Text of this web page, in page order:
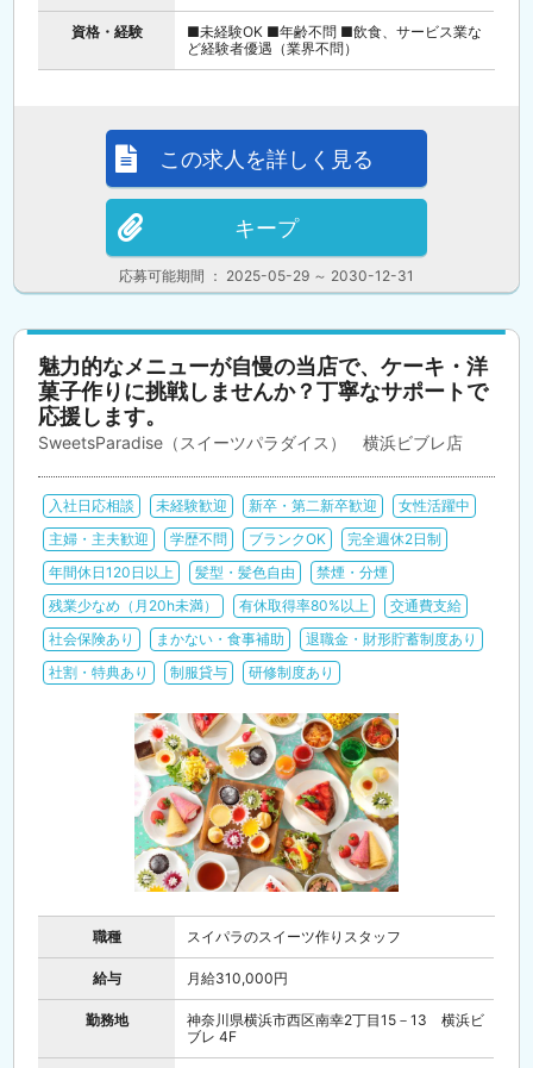
資格・経験
■未経験OK ■年齢不問 ■飲食、サービス業な
ど経験者優遇（業界不問）
応募可能期間 ： 2025-05-29 ～ 2030-12-31
この求人を詳しく見る
キープ
魅力的なメニューが自慢の当店で、ケーキ・洋
菓子作りに挑戦しませんか？丁寧なサポートで
応援します。
SweetsParadise（スイーツパラダイス） 横浜ビブレ店
入社日応相談 未経験歓迎 新卒・第二新卒歓迎
女性活躍中
主婦・主夫歓迎
学歴不問 ブランクOK
完全週休2日制
年間休日120日以上
髪型・髪色自由
禁煙・分煙
残業少なめ（月20h未満）
有休取得率80%以上
交通費支給
社会保険あり
まかない・食事補助
退職金・財形貯蓄制度あり
社割・特典あり
制服貸与 研修制度あり
職種 スイパラのスイーツ作りスタッフ
給与 月給310,000円
勤務地
神奈川県横浜市西区南幸2丁目15－13 横浜ビ
ブレ 4F